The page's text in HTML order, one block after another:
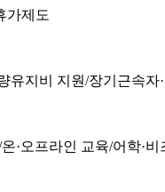
가제도
유지비 지원/장기근속
·오프라인 교육/어학·